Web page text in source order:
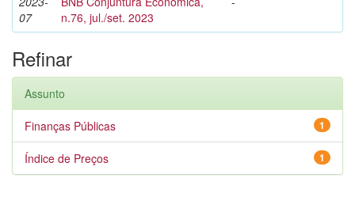
07
n.76, jul./set. 2023
Refinar
Assunto
1
Finanças Públicas
1
Índice de Preços